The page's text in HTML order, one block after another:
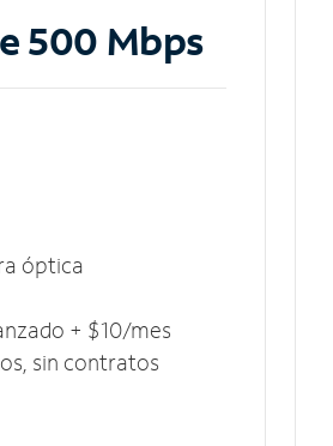
500 Mbps
óptica
+ $10/mes
sin contratos